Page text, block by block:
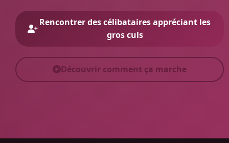
Rencontrer des célibataires appréciant les
gros culs
Découvrir comment ça marche